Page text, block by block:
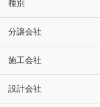
種別
分譲会社
施工会社
設計会社